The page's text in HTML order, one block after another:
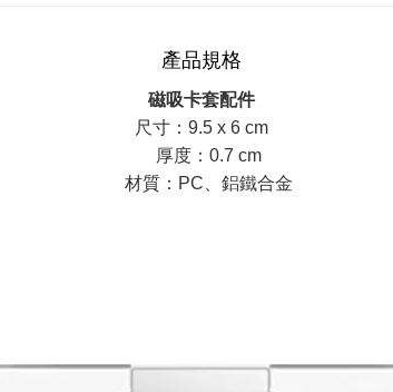
產品規格
磁吸卡套配件
尺寸：9.5 x 6 cm
厚度：0.7 cm
材質：PC、鋁鐵合金